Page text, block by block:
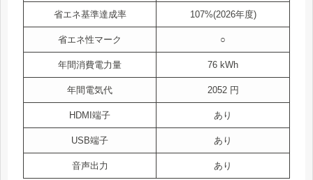
省エネ基準達成率 107%(2026年度)
省エネ性マーク ○
年間消費電力量 76 kWh
年間電気代 2052 円
HDMI端子 あり
USB端子 あり
音声出力 あり